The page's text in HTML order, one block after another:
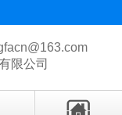
限公司